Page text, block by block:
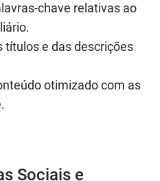
chave relativas ao
títulos e das descrições
otimizado com as
Sociais e